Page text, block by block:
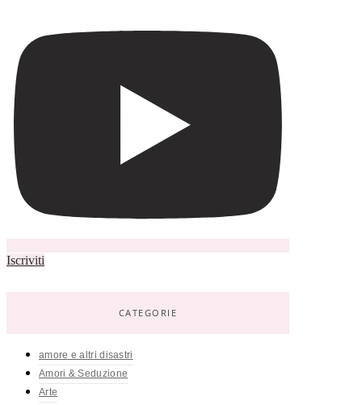
Iscriviti
CATEGORIE
amore e altri disastri
Amori & Seduzione
Arte